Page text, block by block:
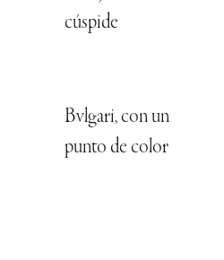
cúspide
Bvlgari, con un
punto de color